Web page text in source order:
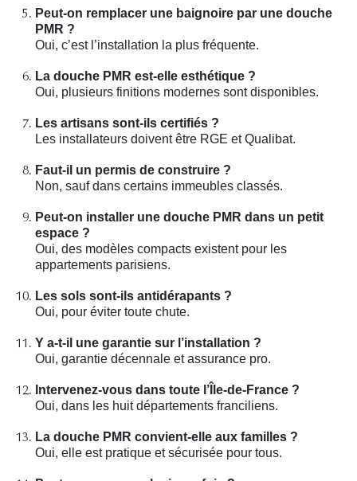
Peut-on remplacer une baignoire par une douche
PMR ?
Oui, c’est l’installation la plus fréquente.
La douche PMR est-elle esthétique ?
Oui, plusieurs finitions modernes sont disponibles.
Les artisans sont-ils certifiés ?
Les installateurs doivent être RGE et Qualibat.
Faut-il un permis de construire ?
Non, sauf dans certains immeubles classés.
Peut-on installer une douche PMR dans un petit
espace ?
Oui, des modèles compacts existent pour les
appartements parisiens.
Les sols sont-ils antidérapants ?
Oui, pour éviter toute chute.
Y a-t-il une garantie sur l’installation ?
Oui, garantie décennale et assurance pro.
Intervenez-vous dans toute l’Île-de-France ?
Oui, dans les huit départements franciliens.
La douche PMR convient-elle aux familles ?
Oui, elle est pratique et sécurisée pour tous.